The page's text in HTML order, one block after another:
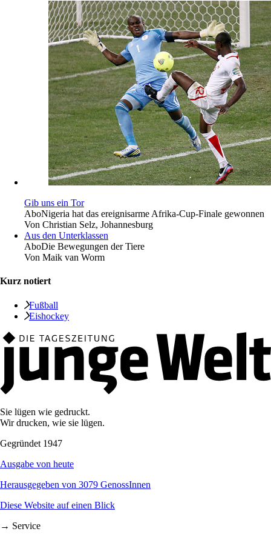
Gib uns ein Tor
AboNigeria hat das ereignisarme Afrika-Cup-Finale gewonnen
Von Christian Selz, Johannesburg
Aus den Unterklassen
AboDie Bewegungen der Tiere
Von Maik van Worm
Kurz notiert
Fußball
Eishockey
Sie lügen wie gedruckt.
Wir drucken, wie sie lügen.
Gegründet 1947
Ausgabe von heute
Herausgegeben von 3079 GenossInnen
Diese Website auf einen Blick
→ Service